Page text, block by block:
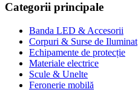
Categorii principale
Banda LED & Accesorii
Corpuri & Surse de Iluminat
Echipamente de protecție
Materiale electrice
Scule & Unelte
Feronerie mobilă